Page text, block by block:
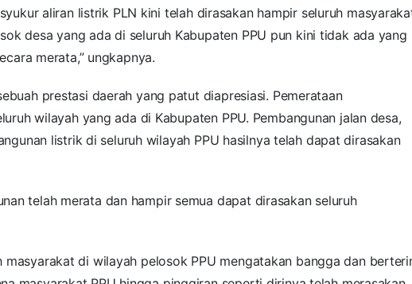
aliran listrik PLN kini telah dirasakan hampir seluruh
desa yang ada di seluruh Kabupaten PPU pun kini tidak ada yang
merata,” ungkapnya.
prestasi daerah yang patut diapresiasi. Pemerataan
wilayah yang ada di Kabupaten PPU. Pembangunan jalan desa,
listrik di seluruh wilayah PPU hasilnya telah dapat dirasakan
telah merata dan hampir semua dapat dirasakan seluruh
masyarakat di wilayah pelosok PPU mengatakan bangga dan